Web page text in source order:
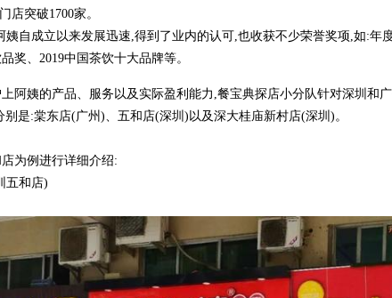
店突破1700家。
姨自成立以来发展迅速,得到了业内的认可,也收获不少荣誉奖项,如:年
奖、2019中国茶饮十大品牌等。
阿姨的产品、服务以及实际盈利能力,餐宝典探店小分队针对深圳和
别是:棠东店(广州)、五和店(深圳)以及深大桂庙新村店(深圳)。
为例进行详细介绍:
五和店)